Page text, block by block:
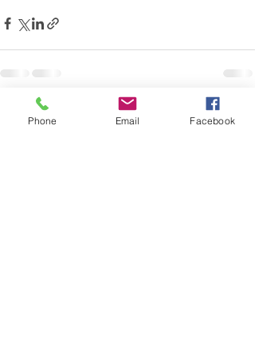
最新記事 すべて表示
Phone Email Facebook